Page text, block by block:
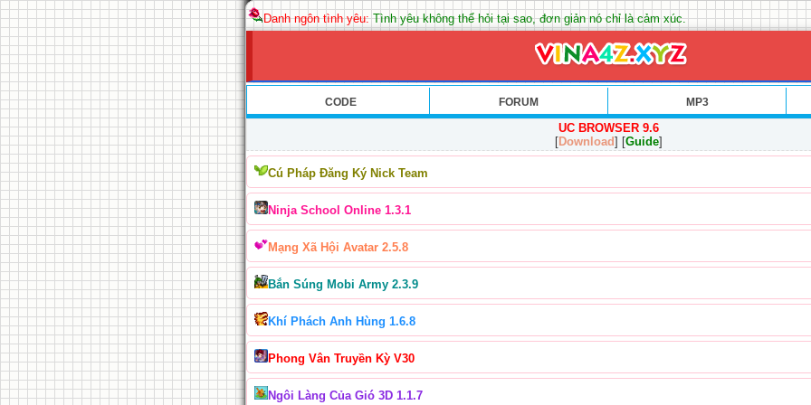
Danh ngôn tình yêu:Tình yêu không thể hỏi tại sao, đơn giản nó chỉ là cảm xúc.
CODE FORUM MP3
UC BROWSER 9.6
[Download] [Guide]
Cú Pháp Đăng Ký Nick Team
Ninja School Online 1.3.1
Mạng Xã Hội Avatar 2.5.8
Bắn Súng Mobi Army 2.3.9
Khí Phách Anh Hùng 1.6.8
Phong Vân Truyền Kỳ V30
Ngôi Làng Của Gió 3D 1.1.7